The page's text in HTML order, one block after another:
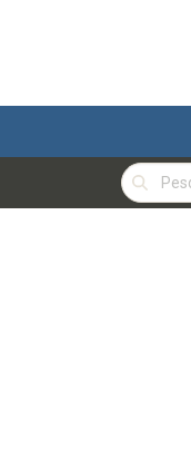
PESQUISAR